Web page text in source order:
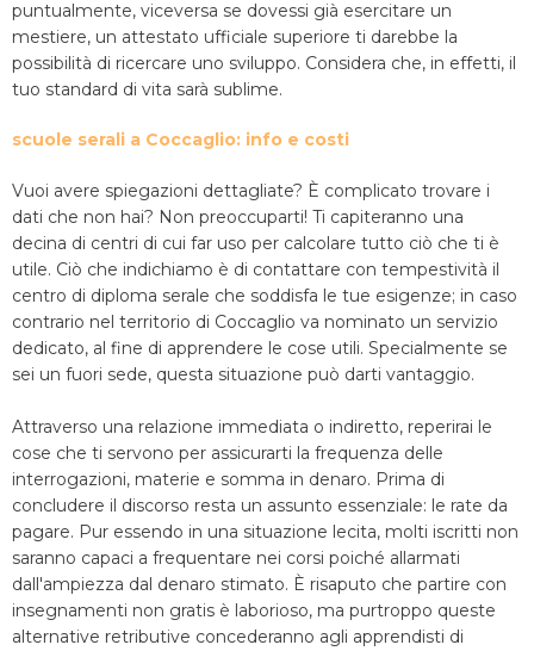
puntualmente, viceversa se dovessi già esercitare un
mestiere, un attestato ufficiale superiore ti darebbe la
possibilità di ricercare uno sviluppo. Considera che, in effetti, il
tuo standard di vita sarà sublime.
scuole serali a Coccaglio: info e costi
Vuoi avere spiegazioni dettagliate? È complicato trovare i
dati che non hai? Non preoccuparti! Ti capiteranno una
decina di centri di cui far uso per calcolare tutto ciò che ti è
utile. Ciò che indichiamo è di contattare con tempestività il
centro di diploma serale che soddisfa le tue esigenze; in caso
contrario nel territorio di Coccaglio va nominato un servizio
dedicato, al fine di apprendere le cose utili. Specialmente se
sei un fuori sede, questa situazione può darti vantaggio.
Attraverso una relazione immediata o indiretto, reperirai le
cose che ti servono per assicurarti la frequenza delle
interrogazioni, materie e somma in denaro. Prima di
concludere il discorso resta un assunto essenziale: le rate da
pagare. Pur essendo in una situazione lecita, molti iscritti non
saranno capaci a frequentare nei corsi poiché allarmati
dall'ampiezza dal denaro stimato. È risaputo che partire con
insegnamenti non gratis è laborioso, ma purtroppo queste
alternative retributive concederanno agli apprendisti di